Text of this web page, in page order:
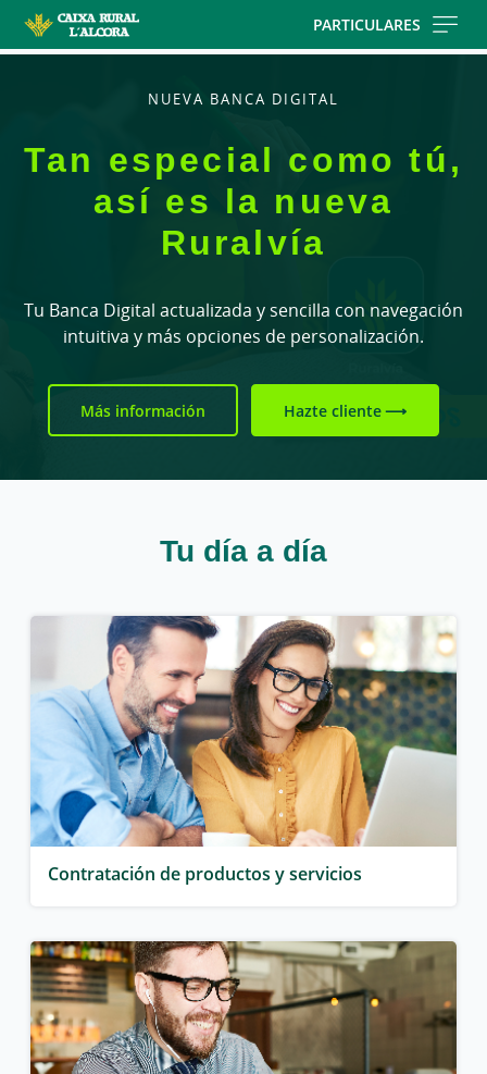
contentt
PARTICULARES
NUEVA BANCA DIGITAL
Tan especial como tú,
así es la nueva
Ruralvía
Tu Banca Digital actualizada y sencilla con navegación
intuitiva y más opciones de personalización.
Más información Hazte cliente
Tu día a día
Contratación de productos y servicios